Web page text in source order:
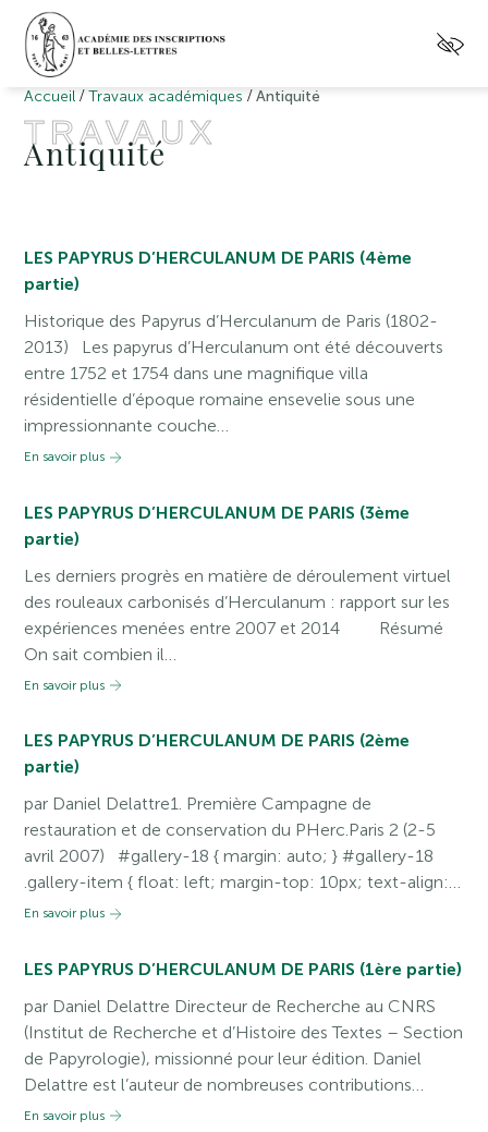
Accueil /Travaux académiques /Antiquité
TRAVAUX
Antiquité
LES PAPYRUS D’HERCULANUM DE PARIS (4ème
partie)
Historique des Papyrus d’Herculanum de Paris (1802-
2013) Les papyrus d’Herculanum ont été découverts
entre 1752 et 1754 dans une magnifique villa
résidentielle d’époque romaine ensevelie sous une
impressionnante couche…
En savoir plus
LES PAPYRUS D’HERCULANUM DE PARIS (3ème
partie)
Les derniers progrès en matière de déroulement virtuel
des rouleaux carbonisés d’Herculanum : rapport sur les
expériences menées entre 2007 et 2014 Résumé
On sait combien il…
En savoir plus
LES PAPYRUS D’HERCULANUM DE PARIS (2ème
partie)
par Daniel Delattre1. Première Campagne de
restauration et de conservation du PHerc.Paris 2 (2-5
avril 2007) #gallery-18 { margin: auto; } #gallery-18
.gallery-item { float: left; margin-top: 10px; text-align:…
En savoir plus
LES PAPYRUS D’HERCULANUM DE PARIS (1ère partie)
par Daniel Delattre Directeur de Recherche au CNRS
(Institut de Recherche et d’Histoire des Textes – Section
de Papyrologie), missionné pour leur édition. Daniel
Delattre est l’auteur de nombreuses contributions…
En savoir plus